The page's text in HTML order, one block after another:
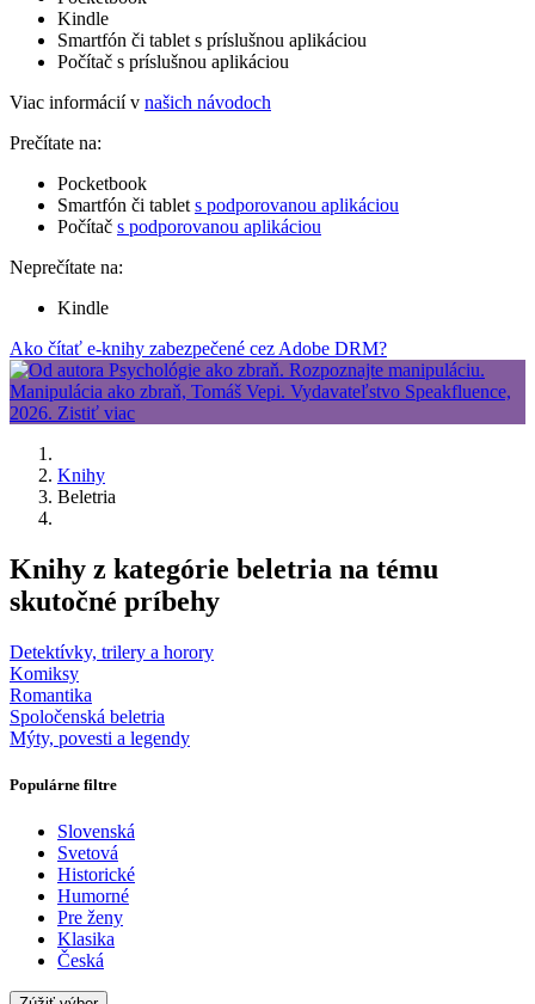
Kindle
Smartfón či tablet s príslušnou aplikáciou
Počítač s príslušnou aplikáciou
Viac informácií v našich návodoch
Prečítate na:
Pocketbook
Smartfón či tablet s podporovanou aplikáciou
Počítač s podporovanou aplikáciou
Neprečítate na:
Kindle
Ako čítať e-knihy zabezpečené cez Adobe DRM?
Knihy
Beletria
Knihy z kategórie beletria na tému
skutočné príbehy
Detektívky, trilery a horory
Komiksy
Romantika
Spoločenská beletria
Mýty, povesti a legendy
Populárne filtre
Slovenská
Svetová
Historické
Humorné
Pre ženy
Klasika
Česká